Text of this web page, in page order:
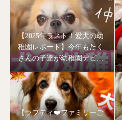
【2025年ラスト！愛犬の幼
稚園レポート】今年もたく
さんの子達が幼稚園デビュ
ーしました🥰
【ラブディ❤️ファミリーご